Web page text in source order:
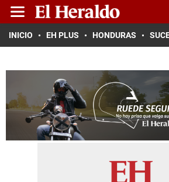
INICIO EH PLUS HONDURAS